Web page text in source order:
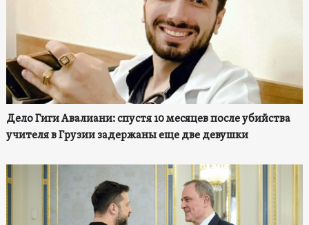
Дело Гиги Авалиани: спустя 10 месяцев после убийства
учителя в Грузии задержаны еще две девушки